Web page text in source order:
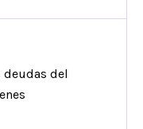
deudas del